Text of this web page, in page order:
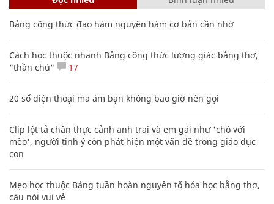
Bảng công thức đạo hàm nguyên hàm cơ bản cần nhớ
Cách học thuộc nhanh Bảng công thức lượng giác bằng thơ,
"thần chú"
17
20 số điện thoại ma ám bạn không bao giờ nên gọi
Clip lột tả chân thực cảnh anh trai và em gái như 'chó với
mèo', người tinh ý còn phát hiện một vấn đề trong giáo dục
con
Mẹo học thuộc Bảng tuần hoàn nguyên tố hóa học bằng thơ,
câu nói vui vẻ